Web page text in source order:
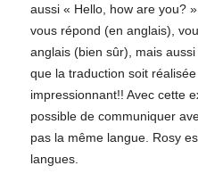
aussi « Hello, how are you?
vous répond (en anglais),
anglais (bien sûr), mais
que la traduction soit
impressionnant!! Avec cette
possible de communiquer
pas la même langue. Rosy
langues.